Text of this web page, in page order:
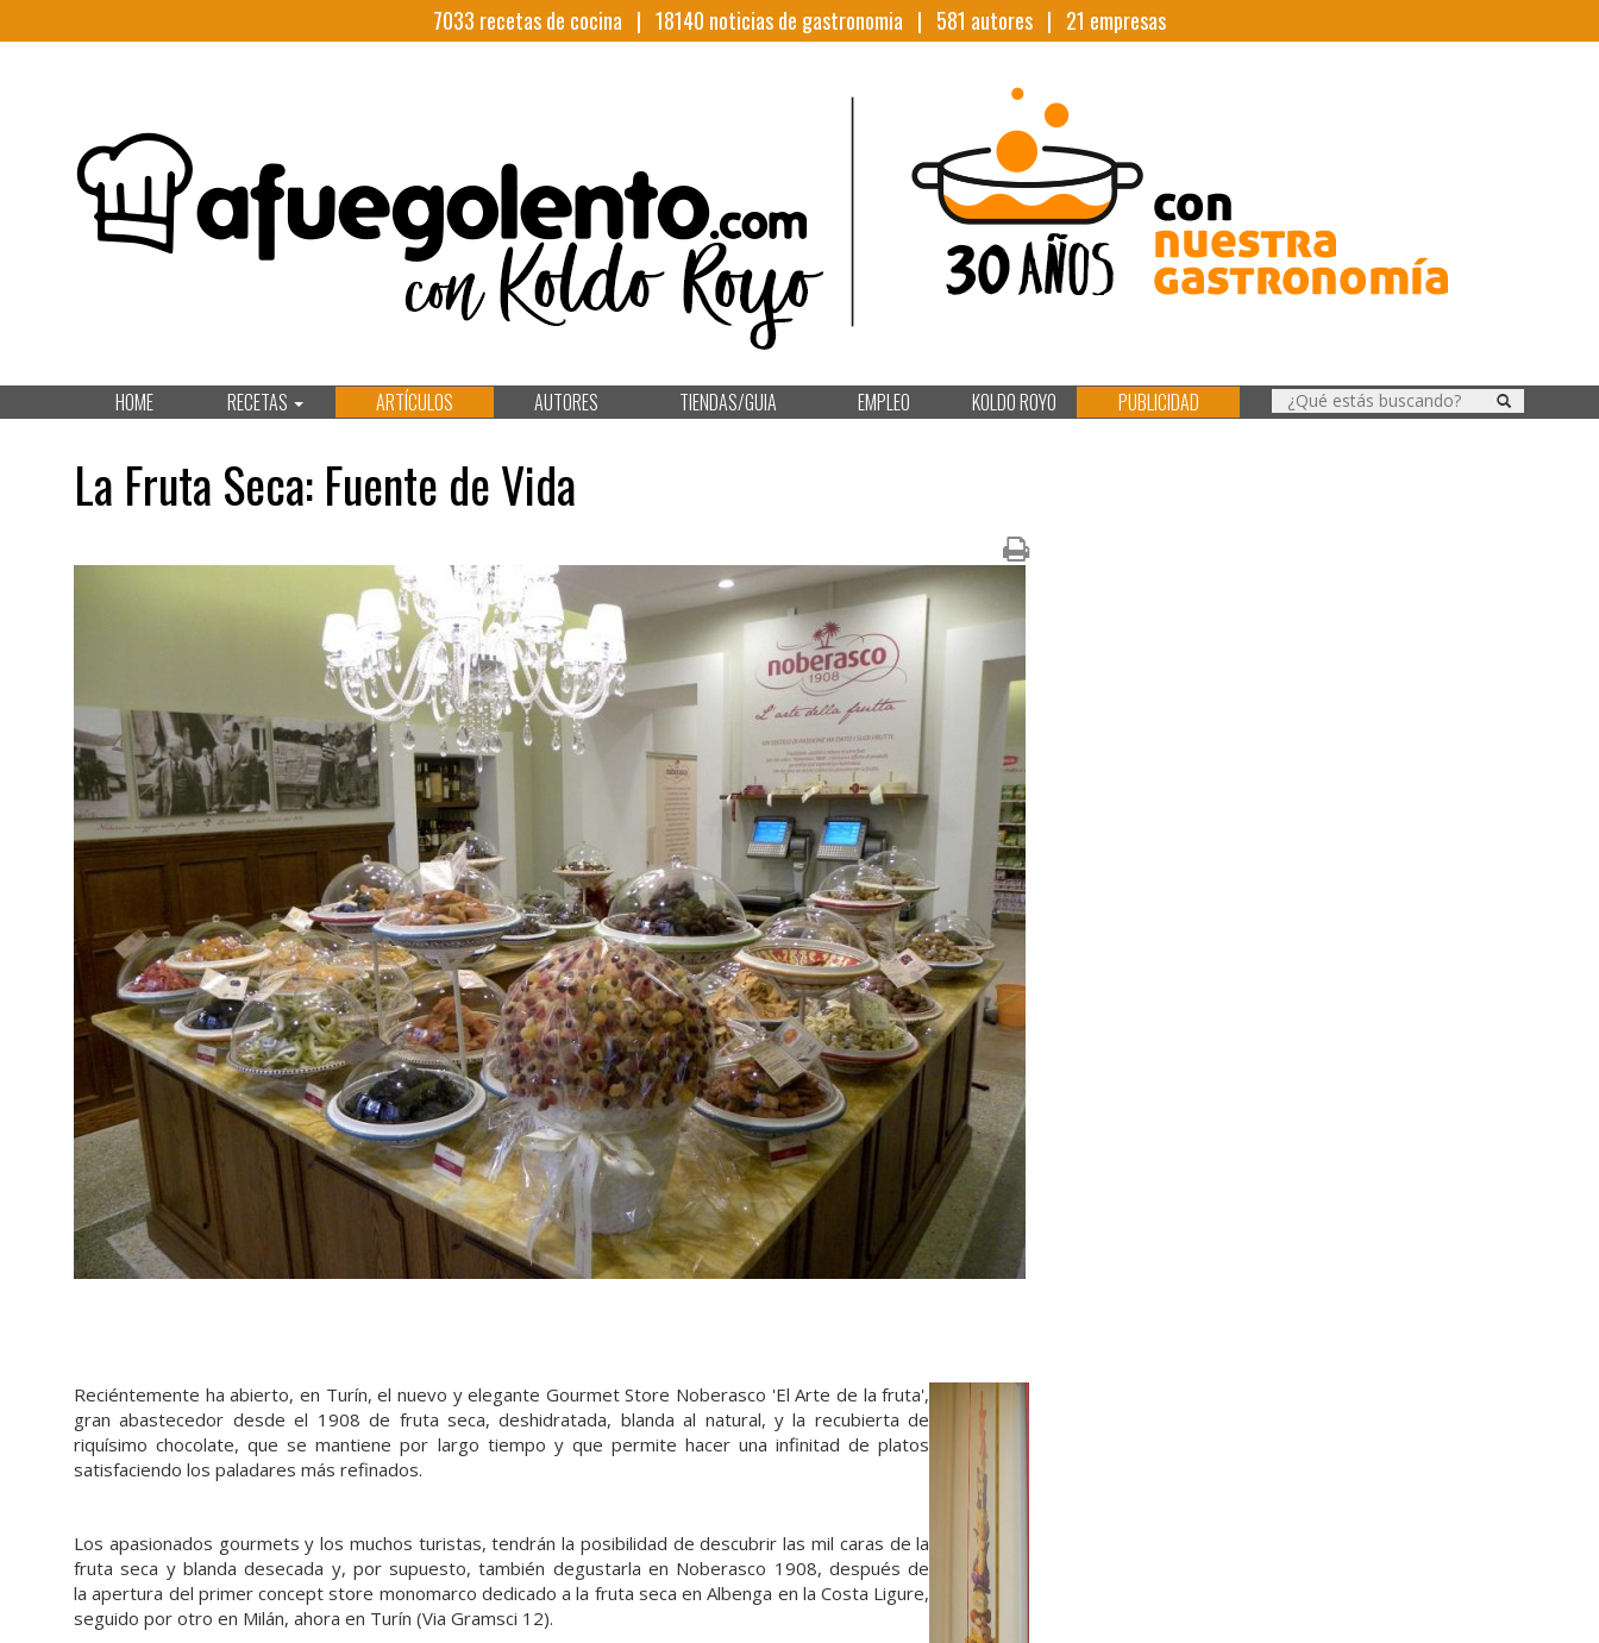
7033 recetas de cocina | 18140 noticias de gastronomia | 581 autores | 21 empresas
HOME RECETAS ARTÍCULOS AUTORES TIENDAS/GUIA EMPLEO KOLDO ROYO PUBLICIDAD
La Fruta Seca: Fuente de Vida
Reciéntemente ha abierto, en Turín, el nuevo y elegante Gourmet Store Noberasco 'El Arte de la fruta',
gran abastecedor desde el 1908 de fruta seca, deshidratada, blanda al natural, y la recubierta de
riquísimo chocolate, que se mantiene por largo tiempo y que permite hacer una infinitad de platos
satisfaciendo los paladares más refinados.
Los apasionados gourmets y los muchos turistas, tendrán la posibilidad de descubrir las mil caras de la
fruta seca y blanda desecada y, por supuesto, también degustarla en Noberasco 1908, después de
la apertura del primer concept store monomarco dedicado a la fruta seca en Albenga en la Costa Ligure,
seguido por otro en Milán, ahora en Turín (Via Gramsci 12).